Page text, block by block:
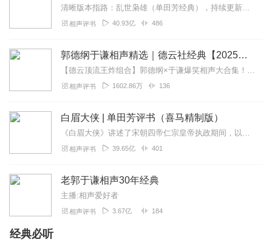
2019-12-18
小包哥_2q
2019-12-17
么时候能将唱的专辑 给摘一下分分类 这样的话伴睡入眠的时
候不会突然被吵醒
乐在其中AA
清晰版本指路：乱世枭雄（单田芳经典），持续更新中《乱世枭雄》讲的是东北王张作霖和其子少帅张学良的传奇故事，是著名评书艺术家单田芳先生根据大量的历史材料和广为流传...
相声评书 40.93亿 486
郭德纲于谦相声精选｜德云社经典【2025最新版】
【德云顶流王炸组合】郭德纲×于谦爆笑相声大合集！收录135段经典作品，从《扒马褂》《报菜名》等传统段子到《富贵有余》《爱情传奇》等原创佳作，老郭的现挂金句和谦大...
相声评书 1602.86万 136
白眉大侠 | 单田芳评书（喜马精制版）
《白眉大侠》讲述了宋朝四帝仁宗皇帝执政期间，以徐良、白云瑞为书胆，包括七侠、大五义、小五义、小七杰等众开封府校尉，在八王赵德芳、包拯、颜查散等清官的支持下，为保...
相声评书 39.65亿 401
老郭于谦相声30年经典
主播:相声爱好者
相声评书 3.67亿 184
经典必听